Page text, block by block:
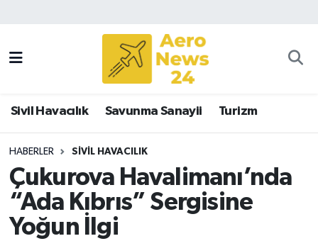
Sivil Havacılık Savunma Sanayii Turizm
HABERLER SIVIL HAVACILIK
Çukurova Havalimanı’nda
“Ada Kıbrıs” Sergisine
Yoğun İlgi